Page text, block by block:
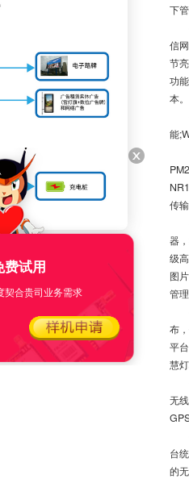
下
信
节
功
本。
能
传输
器
级
图
管
布
平
慧
无
台
的
费试用
契合贵司业务需求